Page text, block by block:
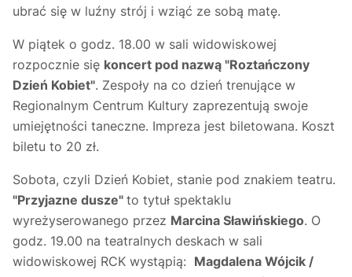
ubrać się w luźny strój i wziąć ze sobą matę.
W piątek o godz. 18.00 w sali widowiskowej
rozpocznie się koncert pod nazwą "Roztańczony
Dzień Kobiet". Zespoły na co dzień trenujące w
Regionalnym Centrum Kultury zaprezentują swoje
umiejętności taneczne. Impreza jest biletowana. Koszt
biletu to 20 zł.
Sobota, czyli Dzień Kobiet, stanie pod znakiem teatru.
"Przyjazne dusze" to tytuł spektaklu
wyreżyserowanego przez Marcina Sławińskiego. O
godz. 19.00 na teatralnych deskach w sali
widowiskowej RCK wystąpią: Magdalena Wójcik /